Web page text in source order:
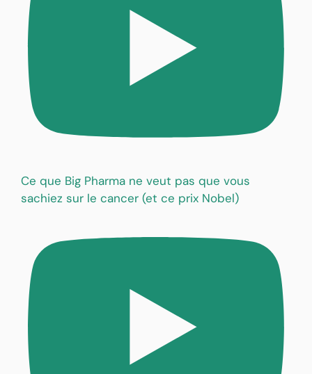
Ce que Big Pharma ne veut pas que vous
sachiez sur le cancer (et ce prix Nobel)